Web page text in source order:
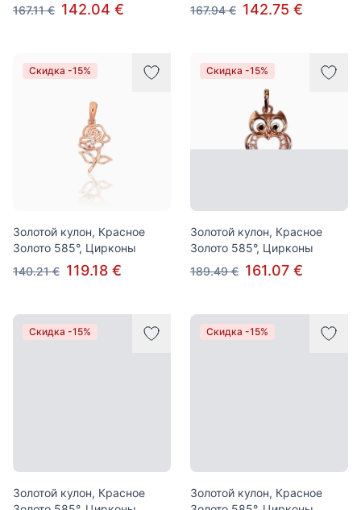
167.11 € 142.04 €
167.94 € 142.75 €
Скидка -15%
Золотой кулон, Красное
Золото 585°, Цирконы
140.21 € 119.18 €
Скидка -15%
Золотой кулон, Красное
Золото 585°, Цирконы
189.49 € 161.07 €
Скидка -15%
Золотой кулон, Красное
Скидка -15%
Золотой кулон, Красное